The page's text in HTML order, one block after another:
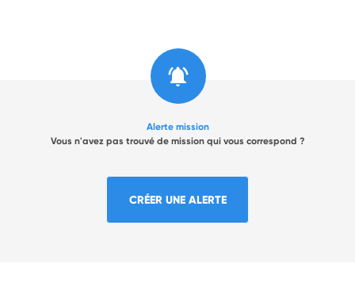
Alerte mission
Vous n'avez pas trouvé de mission qui vous correspond ?
CRÉER UNE ALERTE